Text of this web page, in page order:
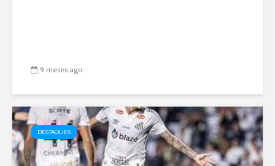
9 meses ago
DESTAQUES